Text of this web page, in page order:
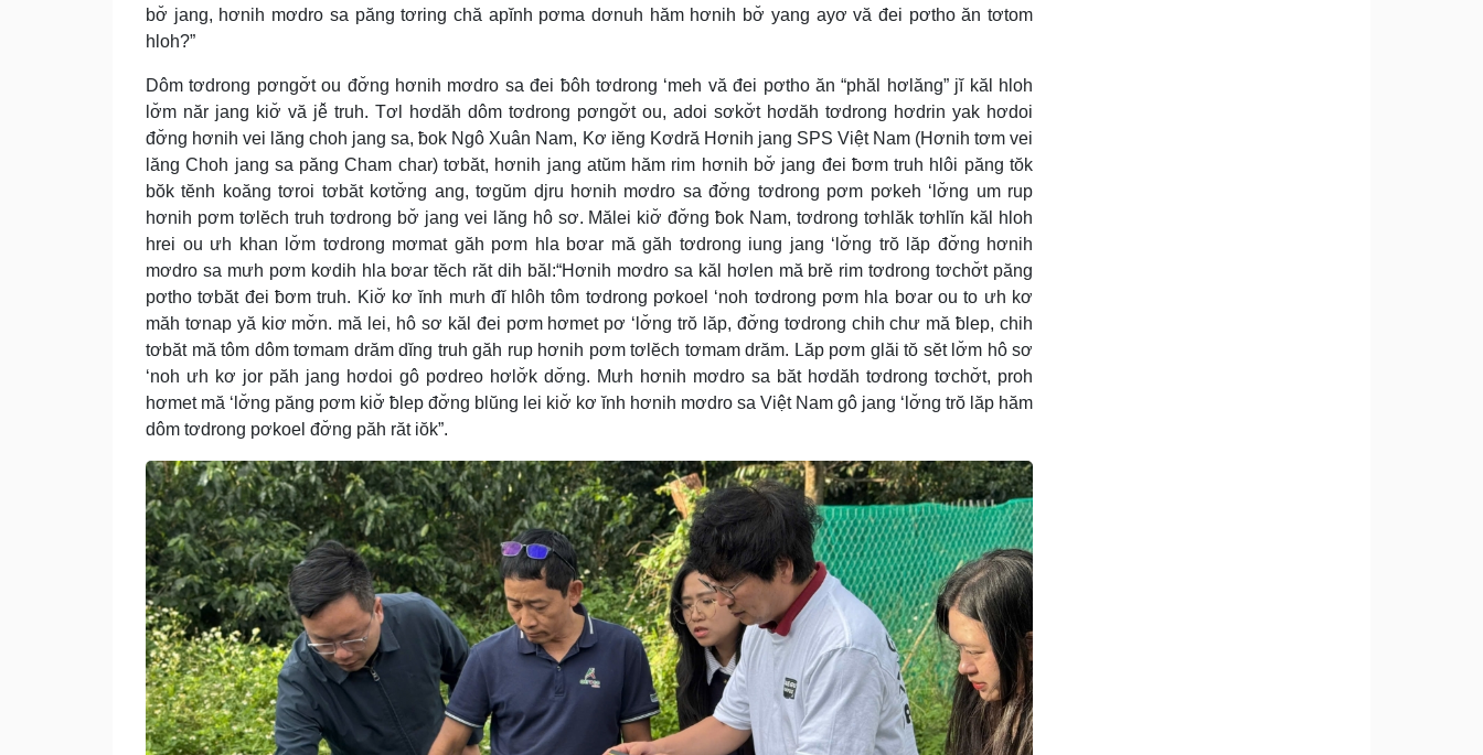
bơ̆ jang, hơnih mơdro sa păng tơring chă apĭnh pơma dơnuh hăm hơnih bơ̆ yang ayơ vă đei pơtho ăn tơtom
hloh?”
Dôm tơdrong pơngơ̆t ou đơ̆ng hơnih mơdro sa đei ƀôh tơdrong ‘meh vă đei pơtho ăn “phăl hơlăng” jĭ kăl hloh
lơ̆m năr jang kiơ̆ vă jê̆ truh. Tơl hơdăh dôm tơdrong pơngơ̆t ou, adoi sơkơ̆t hơdăh tơdrong hơdrin yak hơdoi
đơ̆ng hơnih vei lăng choh jang sa, ƀok Ngô Xuân Nam, Kơ iĕng Kơdră Hơnih jang SPS Việt Nam (Hơnih tơm vei
lăng Choh jang sa păng Cham char) tơbăt, hơnih jang atŭm hăm rim hơnih bơ̆ jang đei ƀơm truh hlôi păng tŏk
bŏk tĕnh koăng tơroi tơbăt kơtơ̆ng ang, tơgŭm djru hơnih mơdro sa đơ̆ng tơdrong pơm pơkeh ‘lơ̆ng um rup
hơnih pơm tơlĕch truh tơdrong bơ̆ jang vei lăng hô sơ. Mălei kiơ̆ đơ̆ng ƀok Nam, tơdrong tơhlăk tơhlĭn kăl hloh
hrei ou ưh khan lơ̆m tơdrong mơmat găh pơm hla bơar mă găh tơdrong iung jang ‘lơ̆ng trŏ lăp đơ̆ng hơnih
mơdro sa mưh pơm kơdih hla bơar tĕch răt dih băl:“Hơnih mơdro sa kăl hơlen mă brĕ rim tơdrong tơchơ̆t păng
pơtho tơbăt đei ƀơm truh. Kiơ̆ kơ ĭnh mưh đĭ hlôh tôm tơdrong pơkoel ‘noh tơdrong pơm hla bơar ou to ưh kơ
măh tơnap yă kiơ mơ̆n. mă lei, hô sơ kăl đei pơm hơmet pơ ‘lơ̆ng trŏ lăp, đơ̆ng tơdrong chih chư mă ƀlep, chih
tơbăt mă tôm dôm tơmam drăm dĭng truh găh rup hơnih pơm tơlĕch tơmam drăm. Lăp pơm glăi tŏ sĕt lơ̆m hô sơ
‘noh ưh kơ jor păh jang hơdoi gô pơdreo hơlơ̆k dơ̆ng. Mưh hơnih mơdro sa băt hơdăh tơdrong tơchơ̆t, proh
hơmet mă ‘lơ̆ng păng pơm kiơ̆ ƀlep đơ̆ng blŭng lei kiơ̆ kơ ĭnh hơnih mơdro sa Việt Nam gô jang ‘lơ̆ng trŏ lăp hăm
dôm tơdrong pơkoel đơ̆ng păh răt iŏk”.